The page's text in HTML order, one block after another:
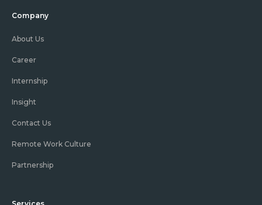
Company
About Us
Career
Internship
Insight
Contact Us
Remote Work Culture
Partnership